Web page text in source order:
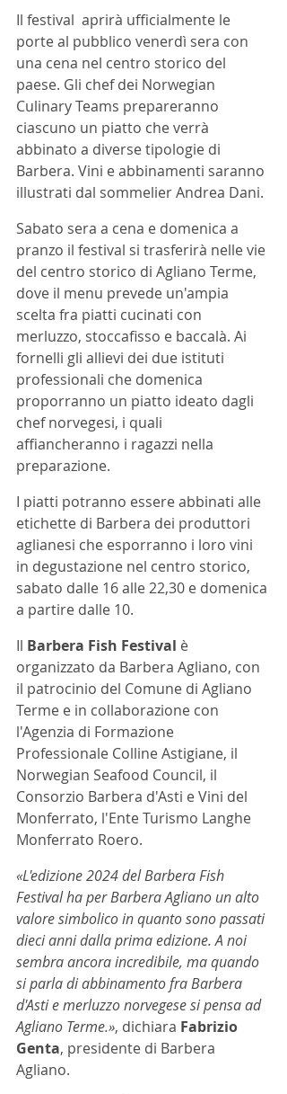
Il festival  aprirà ufficialmente le
porte al pubblico venerdì sera con
una cena nel centro storico del
paese. Gli chef dei Norwegian
Culinary Teams prepareranno
ciascuno un piatto che verrà
abbinato a diverse tipologie di
Barbera. Vini e abbinamenti saranno
illustrati dal sommelier Andrea Dani.
Sabato sera a cena e domenica a
pranzo il festival si trasferirà nelle vie
del centro storico di Agliano Terme,
dove il menu prevede un'ampia
scelta fra piatti cucinati con
merluzzo, stoccafisso e baccalà. Ai
fornelli gli allievi dei due istituti
professionali che domenica
proporranno un piatto ideato dagli
chef norvegesi, i quali
affiancheranno i ragazzi nella
preparazione.
I piatti potranno essere abbinati alle
etichette di Barbera dei produttori
aglianesi che esporranno i loro vini
in degustazione nel centro storico,
sabato dalle 16 alle 22,30 e domenica
a partire dalle 10.
Il Barbera Fish Festival è
organizzato da Barbera Agliano, con
il patrocinio del Comune di Agliano
Terme e in collaborazione con
l'Agenzia di Formazione
Professionale Colline Astigiane, il
Norwegian Seafood Council, il
Consorzio Barbera d'Asti e Vini del
Monferrato, l'Ente Turismo Langhe
Monferrato Roero.
«L'edizione 2024 del Barbera Fish
Festival ha per Barbera Agliano un alto
valore simbolico in quanto sono passati
dieci anni dalla prima edizione. A noi
sembra ancora incredibile, ma quando
si parla di abbinamento fra Barbera
d'Asti e merluzzo norvegese si pensa ad
Agliano Terme.», dichiara Fabrizio
Genta, presidente di Barbera
Agliano.